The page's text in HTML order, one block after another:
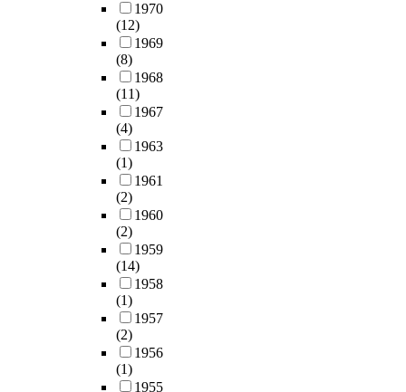
1970
(12)
1969
(8)
1968
(11)
1967
(4)
1963
(1)
1961
(2)
1960
(2)
1959
(14)
1958
(1)
1957
(2)
1956
(1)
1955